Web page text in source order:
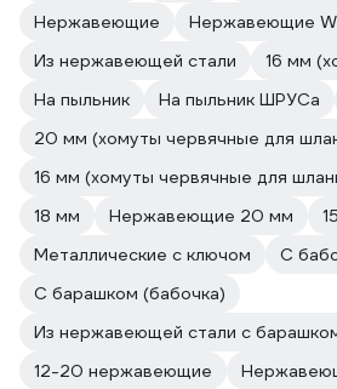
Нержавеющие
Нержавеющие
Из нержавеющей стали
16 мм
На пыльник
На пыльник ШРУСа
20 мм (хомуты червячные для
16 мм (хомуты червячные для
18 мм
Нержавеющие 20 мм
Металлические с ключом
С
С барашком (бабочка)
Из нержавеющей стали с
12-20 нержавеющие